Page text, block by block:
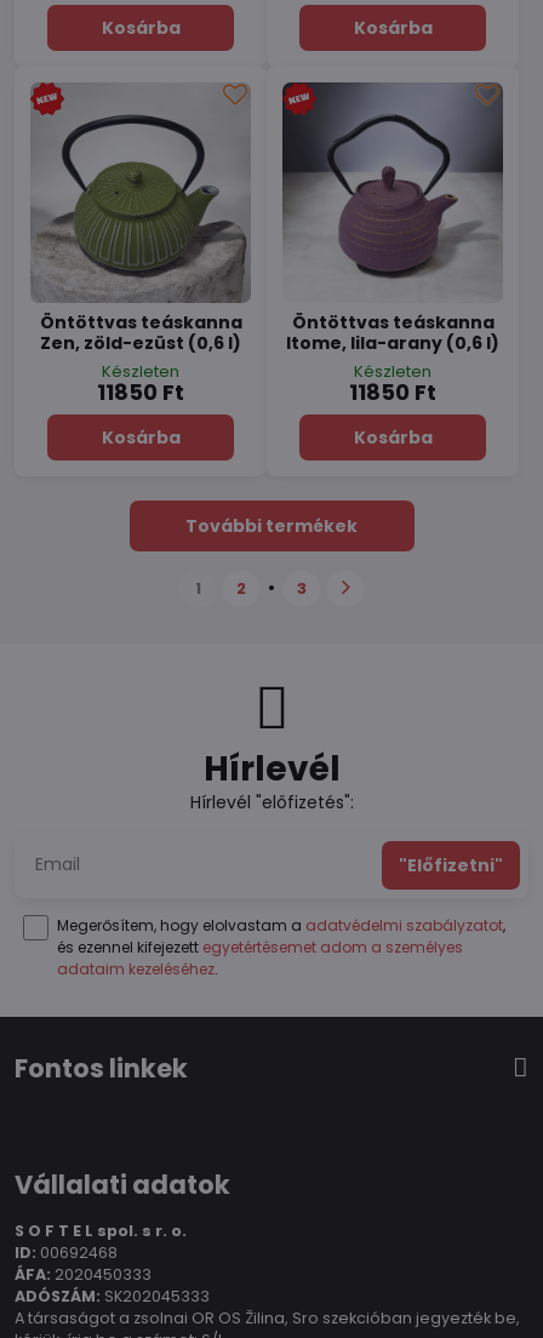
Kosárba Kosárba
Öntöttvas teáskanna
Zen, zöld-ezüst (0,6 l)
Készleten
11850 Ft
Kosárba
Öntöttvas teáskanna
Itome, lila-arany (0,6 l)
Készleten
11850 Ft
Kosárba
További termékek
1 2 3
Hírlevél
Hírlevél "előfizetés":
"Előfizetni"
Megerősítem, hogy elolvastam a adatvédelmi szabályzatot,
és ezennel kifejezett egyetértésemet adom a személyes
adataim kezeléséhez.
Fontos linkek
Vállalati adatok
S O F T E L spol. s r. o.
ID: 00692468
ÁFA: 2020450333
ADÓSZÁM: SK202045333
A társaságot a zsolnai OR OS Žilina, Sro szekcióban jegyezték be,